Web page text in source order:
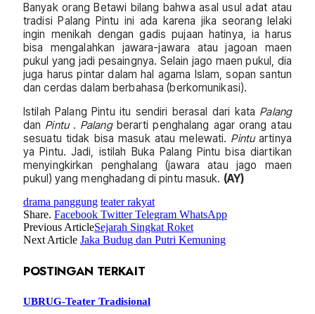
Banyak orang Betawi bilang bahwa asal usul adat atau
tradisi Palang Pintu ini ada karena jika seorang lelaki
ingin menikah dengan gadis pujaan hatinya, ia harus
bisa mengalahkan jawara-jawara atau jagoan maen
pukul yang jadi pesaingnya. Selain jago maen pukul, dia
juga harus pintar dalam hal agama Islam, sopan santun
dan cerdas dalam berbahasa (berkomunikasi).
Istilah Palang Pintu itu sendiri berasal dari kata Palang
dan Pintu. Palangberarti penghalang agar orang atau
sesuatu tidak bisa masuk atau melewati. Pintuartinya
ya Pintu. Jadi, istilah Buka Palang Pintu bisa diartikan
menyingkirkan penghalang (jawara atau jago maen
pukul) yang menghadang di pintu masuk. (AY)
drama panggung teater rakyat
Share. Facebook Twitter Telegram WhatsApp
Previous ArticleSejarah Singkat Roket
Next Article Jaka Budug dan Putri Kemuning
POSTINGAN TERKAIT
UBRUG-Teater Tradisional